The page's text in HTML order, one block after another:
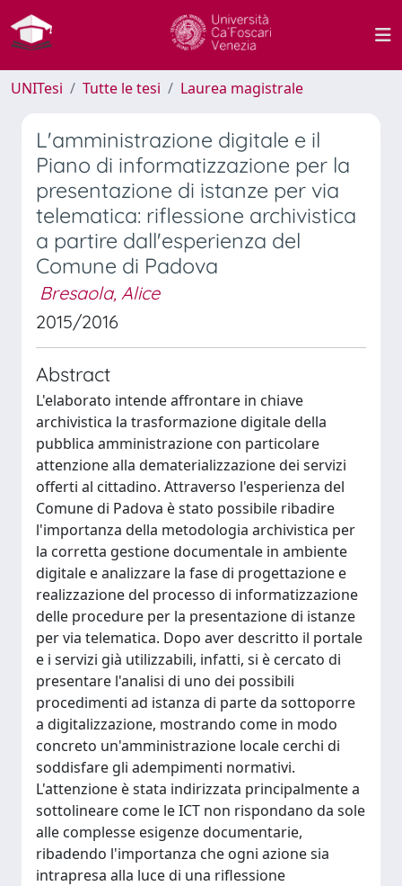
UNITesi Tutte le tesi Laurea magistrale
L'amministrazione digitale e il
Piano di informatizzazione per la
presentazione di istanze per via
telematica: riflessione archivistica
a partire dall'esperienza del
Comune di Padova
Bresaola, Alice
2015/2016
Abstract
L'elaborato intende affrontare in chiave
archivistica la trasformazione digitale della
pubblica amministrazione con particolare
attenzione alla dematerializzazione dei servizi
offerti al cittadino. Attraverso l'esperienza del
Comune di Padova è stato possibile ribadire
l'importanza della metodologia archivistica per
la corretta gestione documentale in ambiente
digitale e analizzare la fase di progettazione e
realizzazione del processo di informatizzazione
delle procedure per la presentazione di istanze
per via telematica. Dopo aver descritto il portale
e i servizi già utilizzabili, infatti, si è cercato di
presentare l'analisi di uno dei possibili
procedimenti ad istanza di parte da sottoporre
a digitalizzazione, mostrando come in modo
concreto un'amministrazione locale cerchi di
soddisfare gli adempimenti normativi.
L'attenzione è stata indirizzata principalmente a
sottolineare come le ICT non rispondano da sole
alle complesse esigenze documentarie,
ribadendo l'importanza che ogni azione sia
intrapresa alla luce di una riflessione